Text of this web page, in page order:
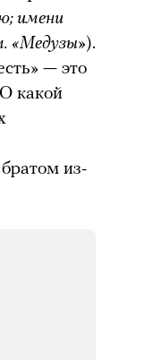
имени
«Медузы»).
— это
какой
из-